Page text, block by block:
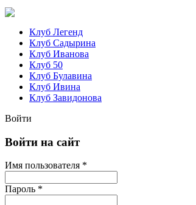
Клуб Легенд
Клуб Садырина
Клуб Иванова
Клуб 50
Клуб Булавина
Клуб Ивина
Клуб Завидонова
Войти
Войти на сайт
Имя пользователя *
Пароль *